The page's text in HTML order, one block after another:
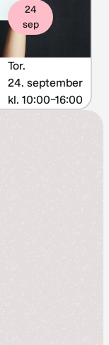
Tor.
24. september
kl. 10:00–16:00
24
sep